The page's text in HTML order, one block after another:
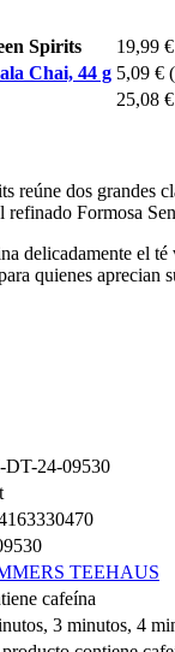
Spirits 19,99 €
Chai, 44 g 5,09 €
25,08 €
reúne dos grandes
Formosa
delicadamente el
quienes aprecian
DT-24-09530
TEEHAUS
cafeína
3 minutos, 4